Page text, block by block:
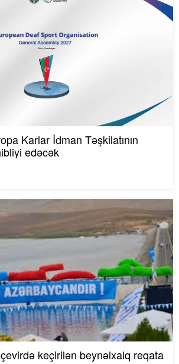
Karlar İdman Təşkilatının
edəcək
keçirilən beynəlxalq reqata